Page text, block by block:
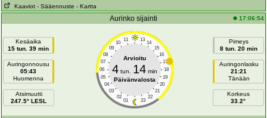
Kaaviot - Sääennuste - Kartta
Aurinko sijainti 17:06:54
Kesäaika
15 tun. 39 min
Auringonnousu
05:43
Huomenna
Atsimuutti
247.5° LESL
11 13
10
14
09
15
08
16
07
17
06
18
05
19
04
20
03
21
02
22
01 23
Arvioitu
4tun. 14min
Päivänvalosta
Pimeys
8 tun. 20 min
Auringonlasku
21:21
Tänään
Korkeus
33.2°